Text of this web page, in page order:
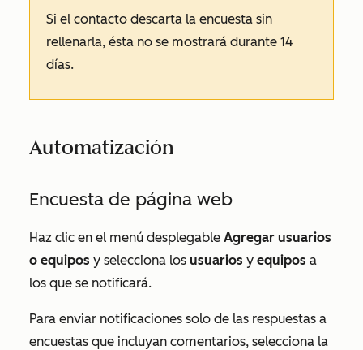
Si el contacto descarta la encuesta sin
rellenarla, ésta no se mostrará durante 14
días.
Automatización
Encuesta de página web
Haz clic en el menú desplegable Agregar usuarios
o equipos y selecciona los usuarios y equipos a
los que se notificará.
Para enviar notificaciones solo de las respuestas a
encuestas que incluyan comentarios, selecciona la